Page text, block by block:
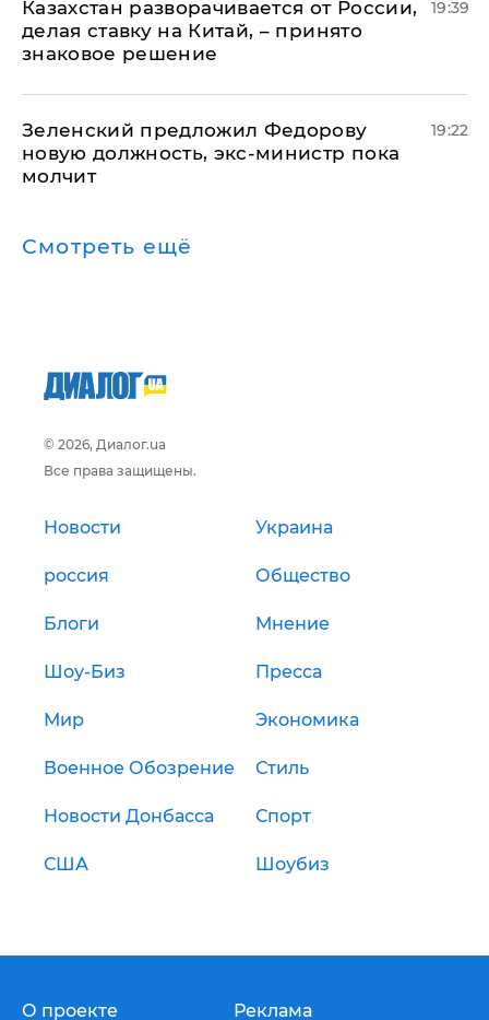
Казахстан разворачивается от России,
делая ставку на Китай, – принято
знаковое решение
19:39
Зеленский предложил Федорову
новую должность, экс-министр пока
молчит
19:22
Смотреть ещё
© 2026, Диалог.ua
Все права защищены.
Новости Украина
россия Общество
Блоги Мнение
Шоу-Биз Пресса
Мир Экономика
Военное Обозрение Стиль
Новости Донбасса Спорт
США Шоубиз
О проекте Реклама